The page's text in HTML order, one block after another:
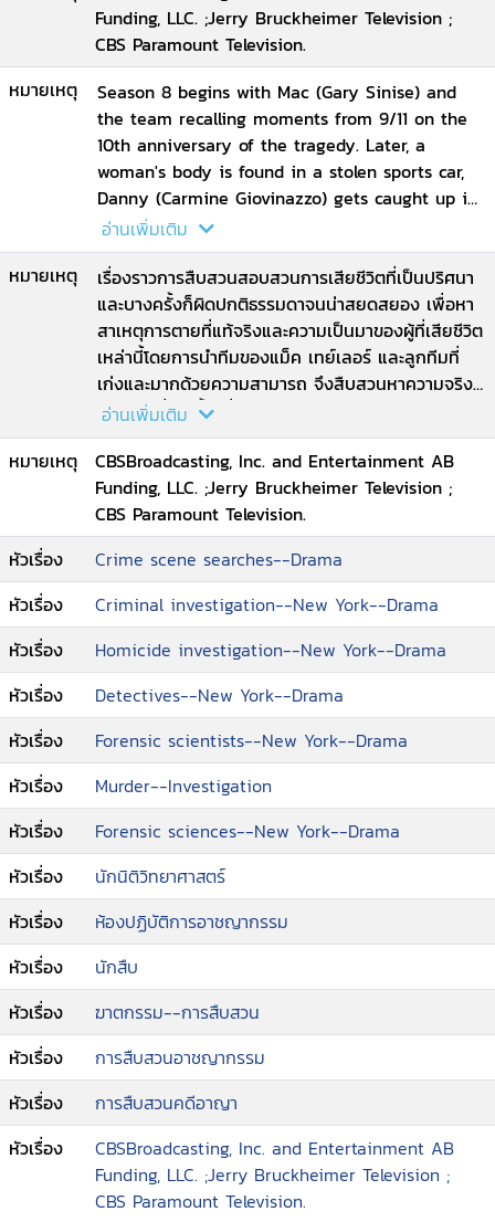
--Disc 5: Unwrapped ; Near Death
--Disc 6: Special features: The Magic 8 ; Gag
Reel ; Honoring Our Herore ; A New York
Halloween ; Flash to the Past ; Deleted Scenes ;
Photo Gallery.
Funding, LLC. ;Jerry Bruckheimer Television ;
CBS Paramount Television.
หมายเหตุ
Season 8 begins with Mac (Gary Sinise) and
the team recalling moments from 9/11 on the
10th anniversary of the tragedy. Later, a
woman's body is found in a stolen sports car,
Danny (Carmine Giovinazzo) gets caught up in
a shooting, and a Halloween fraternity prank
goes awry. Sela Ward, Eddie Cahill, Hill Harper,
Anna Belknap, Robert Joy and A.J. Buckley all
return for the eighth season, while Joey
McIntyre makes an appearance in "Officer
Involved."
อ่านเพิ่มเติม
หมายเหตุ
เรื่องราวการสืบสวนสอบสวนการเสียชีวิตที่เป็นปริศนา
และบางครั้งก็ผิดปกติธรรมดาจนน่าสยดสยอง เพื่อหา
สาเหตุการตายที่แท้จริงและความเป็นมาของผู้ที่เสียชีวิต
เหล่านี้โดยการนำทีมของแม็ค เทย์เลอร์ และลูกทีมที่
เก่งและมากด้วยความสามารถ จึงสืบสวนหาความจริง
ของคดี ที่เกิดขึ้นเพื่อตามหาฆาตกรและรวมถึง
อาชญากรรมร้ายแรงอื่น ๆ ที่เกิดขึ้นในนิวยอร์ก..เมื่อ
คดีสุดระทึกครั้งใหม่กำลังกระชากเหล่าซีเอสไอไปสู่
ความเปลี่ยนแปลงที่พวกเขาไม่อาจคาดคิด ปริศนาแห่ง
เงื่อนงำ ฆาตกรรมที่รอการพิสูจน์ กับภารกิจตามล่า
เหล่าอาชญากรของ ทีมสืบสวนมือฉมัง
อ่านเพิ่มเติม
หมายเหตุ
CBSBroadcasting, Inc. and Entertainment AB
Funding, LLC. ;Jerry Bruckheimer Television ;
CBS Paramount Television.
หัวเรื่อง
Crime scene searches--Drama
หัวเรื่อง
Criminal investigation--New York--Drama
หัวเรื่อง
Homicide investigation--New York--Drama
หัวเรื่อง
Detectives--New York--Drama
หัวเรื่อง
Forensic scientists--New York--Drama
หัวเรื่อง
Murder--Investigation
หัวเรื่อง
Forensic sciences--New York--Drama
หัวเรื่อง
นักนิติวิทยาศาสตร์
หัวเรื่อง
ห้องปฏิบัติการอาชญากรรม
หัวเรื่อง
นักสืบ
หัวเรื่อง
ฆาตกรรม--การสืบสวน
หัวเรื่อง
การสืบสวนอาชญากรรม
หัวเรื่อง
การสืบสวนคดีอาญา
หัวเรื่อง
CBSBroadcasting, Inc. and Entertainment AB
Funding, LLC. ;Jerry Bruckheimer Television ;
CBS Paramount Television.